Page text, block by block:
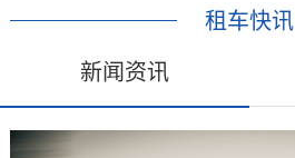
租车快讯
新闻资讯